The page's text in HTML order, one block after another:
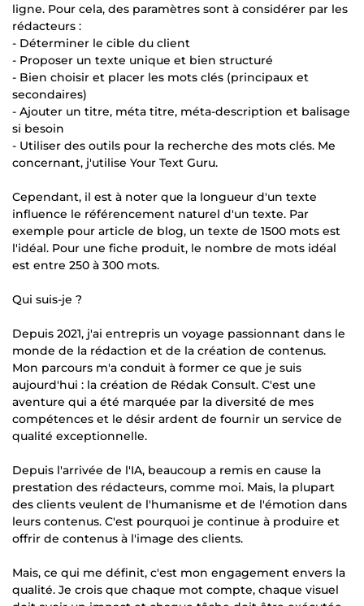
ligne. Pour cela, des paramètres sont à considérer par les
rédacteurs :
- Déterminer le cible du client
- Proposer un texte unique et bien structuré
- Bien choisir et placer les mots clés (principaux et
secondaires)
- Ajouter un titre, méta titre, méta-description et balisage
si besoin
- Utiliser des outils pour la recherche des mots clés. Me
concernant, j'utilise Your Text Guru.
Cependant, il est à noter que la longueur d'un texte
influence le référencement naturel d'un texte. Par
exemple pour article de blog, un texte de 1500 mots est
l'idéal. Pour une fiche produit, le nombre de mots idéal
est entre 250 à 300 mots.
Qui suis-je ?
Depuis 2021, j'ai entrepris un voyage passionnant dans le
monde de la rédaction et de la création de contenus.
Mon parcours m'a conduit à former ce que je suis
aujourd'hui : la création de Rédak Consult. C'est une
aventure qui a été marquée par la diversité de mes
compétences et le désir ardent de fournir un service de
qualité exceptionnelle.
Depuis l'arrivée de l'IA, beaucoup a remis en cause la
prestation des rédacteurs, comme moi. Mais, la plupart
des clients veulent de l'humanisme et de l'émotion dans
leurs contenus. C'est pourquoi je continue à produire et
offrir de contenus à l'image des clients.
Mais, ce qui me définit, c'est mon engagement envers la
qualité. Je crois que chaque mot compte, chaque visuel